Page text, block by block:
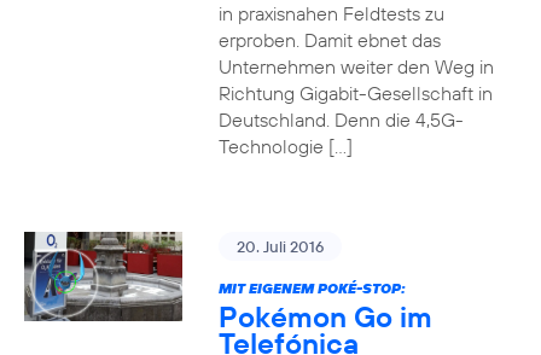
in praxisnahen Feldtests zu
erproben. Damit ebnet das
Unternehmen weiter den Weg in
Richtung Gigabit-Gesellschaft in
Deutschland. Denn die 4,5G-
Technologie […]
20. Juli 2016
MIT EIGENEM POKÉ-STOP:
Pokémon Go im
Telefónica